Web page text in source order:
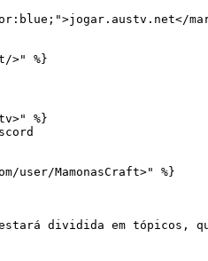
>" %}
%}
user/MamonasCraft>" %}